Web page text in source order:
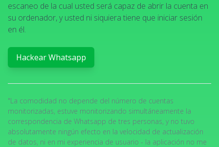
escaneo de la cual usted será capaz de abrir la cuenta en
su ordenador, y usted ni siquiera tiene que iniciar sesión
en él.
Hackear Whatsapp
"La comodidad no depende del número de cuentas
monitorizadas, estuve monitorizando simultáneamente la
correspondencia de Whatsapp de tres personas, y no tuvo
absolutamente ningún efecto en la velocidad de actualización
de datos, ni en mi experiencia de usuario - la aplicación no me